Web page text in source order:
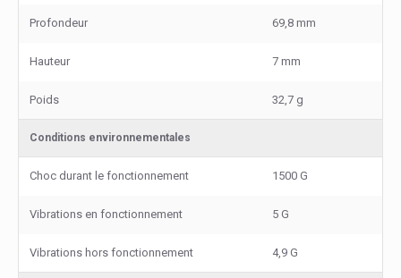
Profondeur 69,8 mm
Hauteur 7 mm
Poids 32,7 g
Conditions environnementales
Choc durant le fonctionnement 1500 G
Vibrations en fonctionnement 5 G
Vibrations hors fonctionnement 4,9 G